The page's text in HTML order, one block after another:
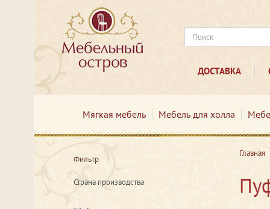
ДОСТАВКА
Мягкая мебель Мебель для холла
Фильтр
Страна производства
Главная